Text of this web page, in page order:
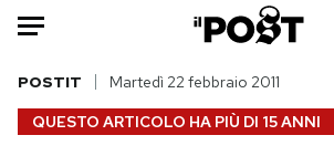
Auto
HOME
QUESTO ARTICOLO HA PIÙ DI 15 ANNI
POSTIT Martedì 22 febbraio 2011